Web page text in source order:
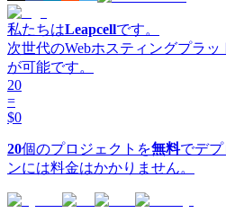
私たちはLeapcellです。
次世代のWebホスティングプラ
が可能です。
20
=
$0
20個のプロジェクトを無料でデ
ンには料金はかかりません。